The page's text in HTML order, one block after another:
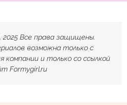
Все права защищены.
возможна только с
компании и только со ссылкой
Formygirl.ru